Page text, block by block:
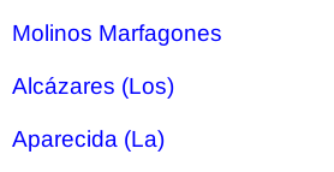
Molinos Marfagones
Alcázares (Los)
Aparecida (La)